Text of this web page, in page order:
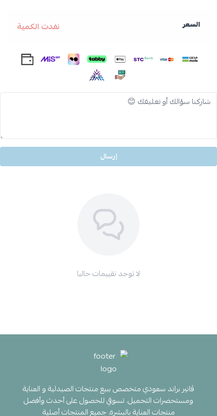
السعر نفدت الكمية
إرسال
لا توجد تقييمات حاليا
ڤانير براند سعودي متخصص ببيع منتجات الصيدلية و العناية
ومستحضرات التجميل. تسوقي للحصول على أحدث وأفضل
منتجات العناية بالبشرة. جميع المنتجات أصلية